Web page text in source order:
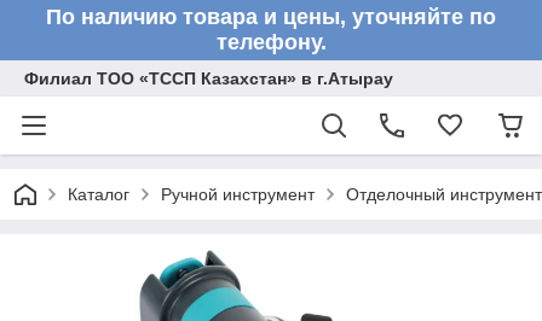
По наличию товара и цены, уточняйте по
телефону.
Филиал ТОО «ТССП Казахстан» в г.Атырау
Каталог Ручной инструмент Отделочный инструмент